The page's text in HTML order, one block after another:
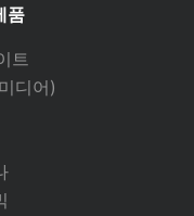
품
트
디어)